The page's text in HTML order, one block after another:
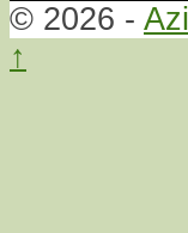
© 2026 -
↑